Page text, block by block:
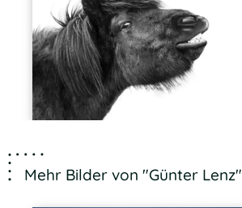
Mehr Bilder von "Günter Lenz"